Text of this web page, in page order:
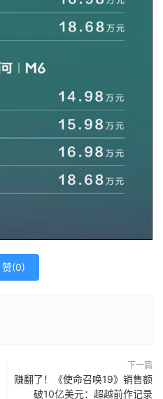
赞(0)
下一篇
赚翻了！《使命召唤19》销售额
破10亿美元：超越前作记录